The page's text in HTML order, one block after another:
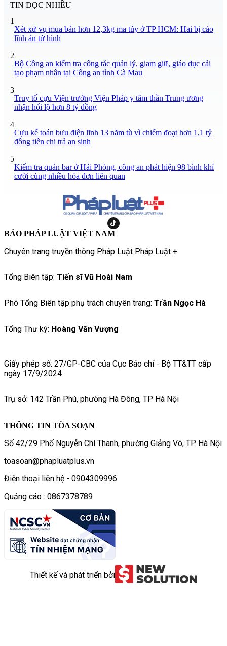
TIN ĐỌC NHIỀU
1
Xét xử vụ mua bán hơn 12,3kg ma túy ở TP HCM: Hai bị cáo
lĩnh án tử hình
2
Bộ Công an kiểm tra công tác quản lý, giam giữ, giáo dục cải
tạo phạm nhân tại Công an tỉnh Cà Mau
3
Truy tố cựu Viện trưởng Viện Pháp y tâm thần Trung ương
nhận hối lộ hơn 8 tỷ đồng
4
Cựu kế toán bưu điện lĩnh 13 năm tù vì chiếm đoạt hơn 1,1 tỷ
đồng tiền chi trả an sinh
5
Kiểm tra quán bar ở Hải Phòng, công an phát hiện 98 bình khí
cười cùng nhiều hóa đơn liên quan
BÁO PHÁP LUẬT VIỆT NAM
Chuyên trang truyền thông Pháp Luật Pháp Luật +
Tổng Biên tập: Tiến sĩ Vũ Hoài Nam
Phó Tổng Biên tập phụ trách chuyên trang: Trần Ngọc Hà
Tổng Thư ký: Hoàng Văn Vượng
Giấy phép số: 27/GP-CBC của Cục Báo chí - Bộ TT&TT cấp
ngày 17/9/2024
Trụ sở: 142 Trần Phú, phường Hà Đông, TP Hà Nội
THÔNG TIN TÒA SOẠN
Số 42/29 Phố Nguyễn Chí Thanh, phường Giảng Võ, TP. Hà Nội
toasoan@phapluatplus.vn
Điện thoại liên hệ - 0904309996
Quảng cáo : 0867378789
Thiết kế và phát triển bởi